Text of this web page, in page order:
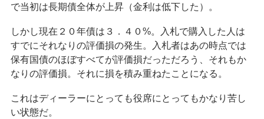
で当初は長期債全体が上昇（金利は低下した）。
しかし現在２０年債は３．４０%。入札で購入した人は
すでにそれなりの評価損の発生。入札者はあの時点では
保有国債のほぼすべてが評価損だっただろう、それもか
なりの評価損。それに損を積み重ねたことになる。
これはディーラーにとっても役席にとってもかなり苦し
い状態だ。